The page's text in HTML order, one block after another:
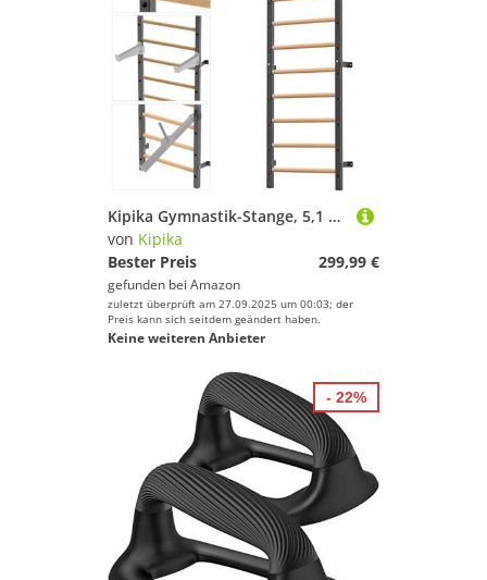
Kipika Gymnastik-Stange, 5,1 x 5,1 cm, schwedische Leiter mit 2,5 cm Loch, Wandmontage, Klimmzugstange, Leiter, Aufhängungstrainer, Massivholzgriffe, Gymnastik-Trainingsstange für Zuhause, Wand,
von Kipika
Bester Preis
299,99 €
gefunden bei Amazon
zuletzt überprüft am 27.09.2025 um 00:03; der
Preis kann sich seitdem geändert haben.
Keine weiteren Anbieter
- 22%